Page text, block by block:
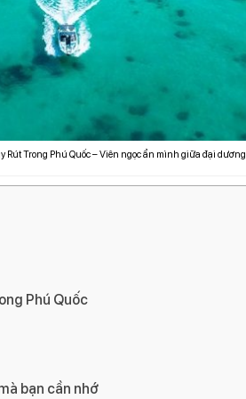
Rút Trong Phú Quốc – Viên ngọc ẩn mình giữa đại dương
Phú Quốc
bạn cần nhớ